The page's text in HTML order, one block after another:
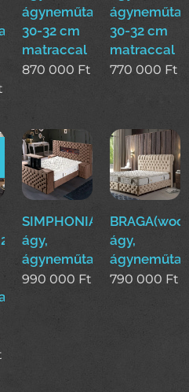
ágyneműtartóval
30-32 cm
matraccal
870 000 Ft
30-32 cm
matraccal
770 000 Ft
ágy,
ágyneműtartós
990 000 Ft
ágy,
790 000 Ft